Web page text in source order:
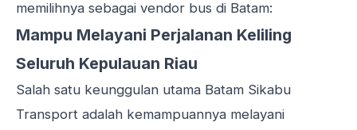
memilihnya sebagai vendor bus di Batam:
Mampu Melayani Perjalanan Keliling
Seluruh Kepulauan Riau
Salah satu keunggulan utama Batam Sikabu
Transport adalah kemampuannya melayani